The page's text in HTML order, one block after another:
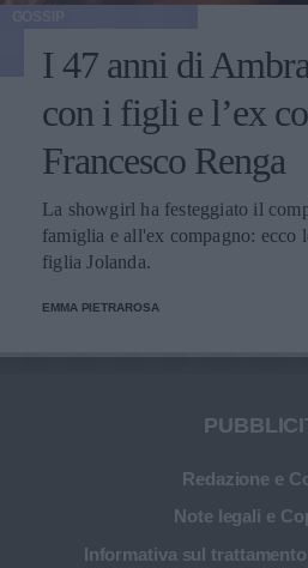
I 47 anni di
con i figli e l’ex
Francesco Renga
La showgirl ha festeggiato il
famiglia e all'ex compagno: ecco
figlia Jolanda.
EMMA PIETRAROSA
Redazione e
Note legali e
Informativa sul